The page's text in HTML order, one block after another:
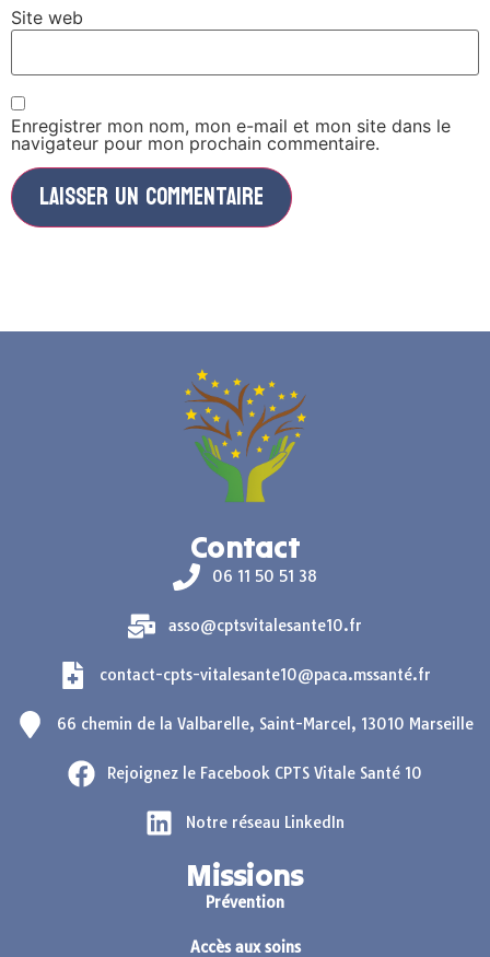
Site web
Enregistrer mon nom, mon e-mail et mon site dans le
navigateur pour mon prochain commentaire.
Contact
06 11 50 51 38
asso@cptsvitalesante10.fr
contact-cpts-vitalesante10@paca.mssanté.fr
66 chemin de la Valbarelle, Saint-Marcel, 13010 Marseille
Rejoignez le Facebook CPTS Vitale Santé 10
Notre réseau LinkedIn
Missions
Prévention
Accès aux soins